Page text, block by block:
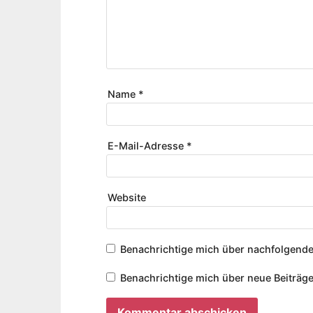
Name *
E-Mail-Adresse *
Website
Benachrichtige mich über
Benachrichtige mich über neue